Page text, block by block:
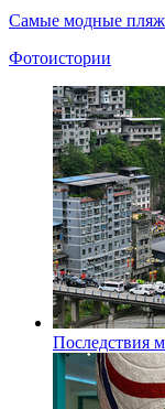
Самые модные
Фотоистории
Последствия